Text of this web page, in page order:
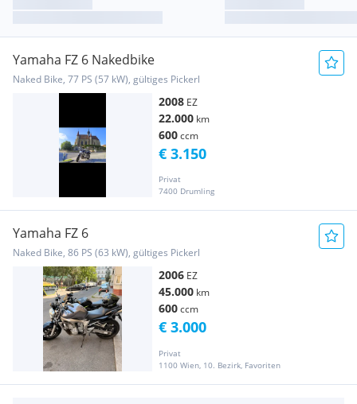
Yamaha FZ 6 Nakedbike
Naked Bike, 77 PS (57 kW), gültiges Pickerl
2008 EZ
22.000 km
600ccm
Privat
7400 Drumling
€ 3.150
Yamaha FZ 6
Naked Bike, 86 PS (63 kW), gültiges Pickerl
2006 EZ
45.000 km
600ccm
Privat
1100 Wien, 10. Bezirk, Favoriten
€ 3.000